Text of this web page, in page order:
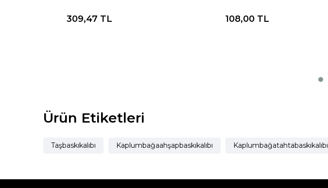
309,47 TL 108,00 TL
Ürün Etiketleri
Taşbaskıkalıbı Kaplumbağaahşapbaskıkalıbı Kaplumbağatahtabaskıkalıbı